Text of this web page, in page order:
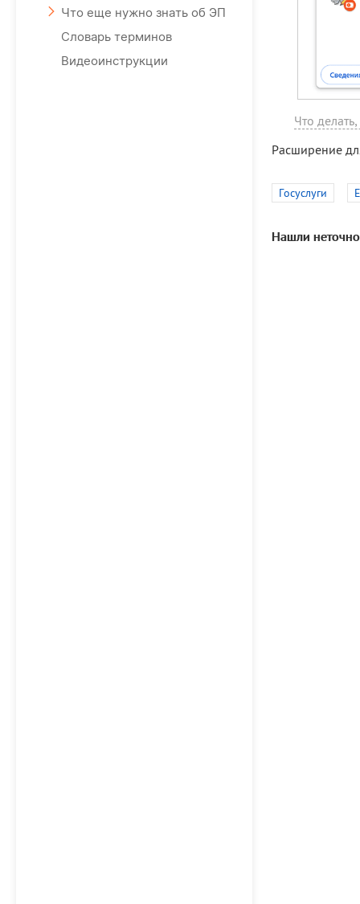
Что еще нужно знать об ЭП
Словарь терминов
Видеоинструкции
Что
Расширение
Госуслуги
Нашли